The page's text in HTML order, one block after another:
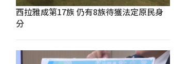
西拉雅成第17族 仍有8族待獲法定原民身
分